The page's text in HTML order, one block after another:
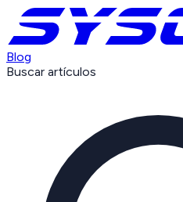
Blog
Buscar artículos